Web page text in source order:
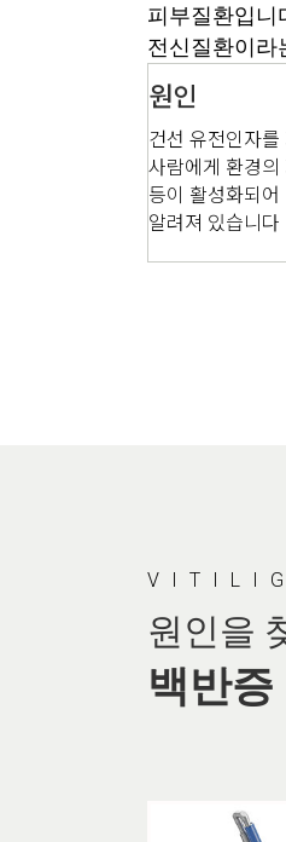
피부질환입니
전신질환이라
원인
건선 유전인자
사람에게 환경
등이 활성화되
알려져 있습니다
원인을
백반증